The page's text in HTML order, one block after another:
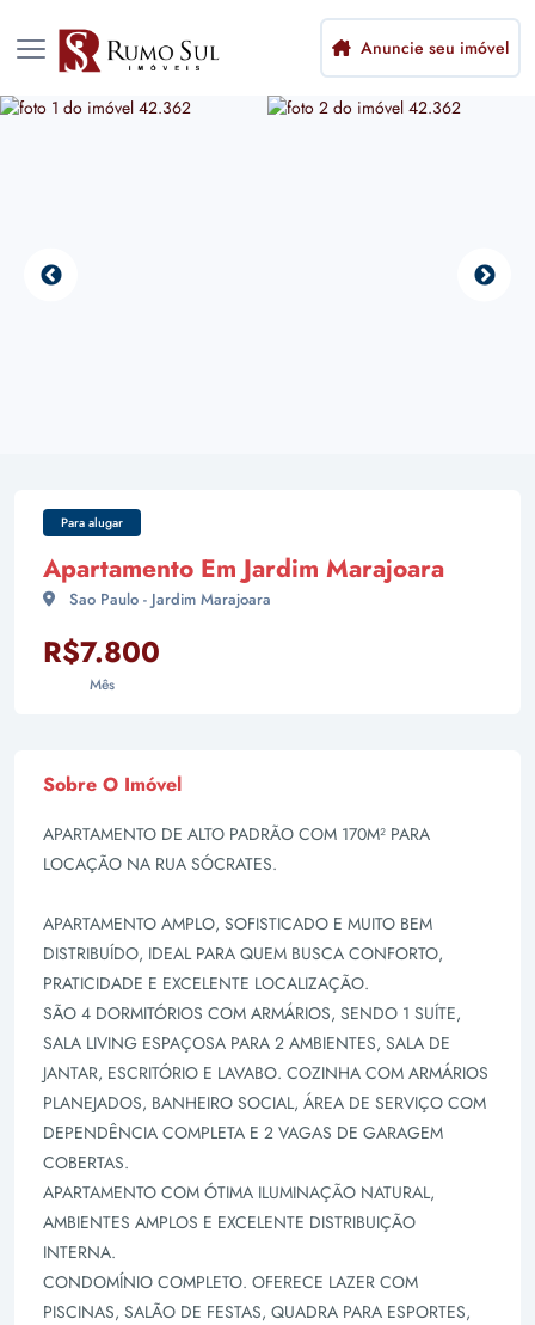
Anuncie seu imóvel
Para alugar
Apartamento Em Jardim Marajoara
Sao Paulo - Jardim Marajoara
R$7.800
Mês
Sobre O Imóvel
APARTAMENTO DE ALTO PADRÃO COM 170M² PARA
LOCAÇÃO NA RUA SÓCRATES.
APARTAMENTO AMPLO, SOFISTICADO E MUITO BEM
DISTRIBUÍDO, IDEAL PARA QUEM BUSCA CONFORTO,
PRATICIDADE E EXCELENTE LOCALIZAÇÃO.
SÃO 4 DORMITÓRIOS COM ARMÁRIOS, SENDO 1 SUÍTE,
SALA LIVING ESPAÇOSA PARA 2 AMBIENTES, SALA DE
JANTAR, ESCRITÓRIO E LAVABO. COZINHA COM ARMÁRIOS
PLANEJADOS, BANHEIRO SOCIAL, ÁREA DE SERVIÇO COM
DEPENDÊNCIA COMPLETA E 2 VAGAS DE GARAGEM
COBERTAS.
APARTAMENTO COM ÓTIMA ILUMINAÇÃO NATURAL,
AMBIENTES AMPLOS E EXCELENTE DISTRIBUIÇÃO
INTERNA.
CONDOMÍNIO COMPLETO. OFERECE LAZER COM
PISCINAS, SALÃO DE FESTAS, QUADRA PARA ESPORTES,